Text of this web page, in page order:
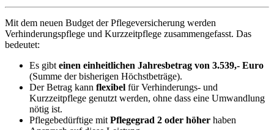
Mit dem neuen Budget der Pflegeversicherung werden
Verhinderungspflege und Kurzzeitpflege zusammengefasst. Das
bedeutet:
Es gibt einen einheitlichen Jahresbetrag von 3.539,- Euro
(Summe der bisherigen Höchstbeträge).
Der Betrag kann flexibel für Verhinderungs- und
Kurzzeitpflege genutzt werden, ohne dass eine Umwandlung
nötig ist.
Pflegebedürftige mit Pflegegrad 2 oder höher haben